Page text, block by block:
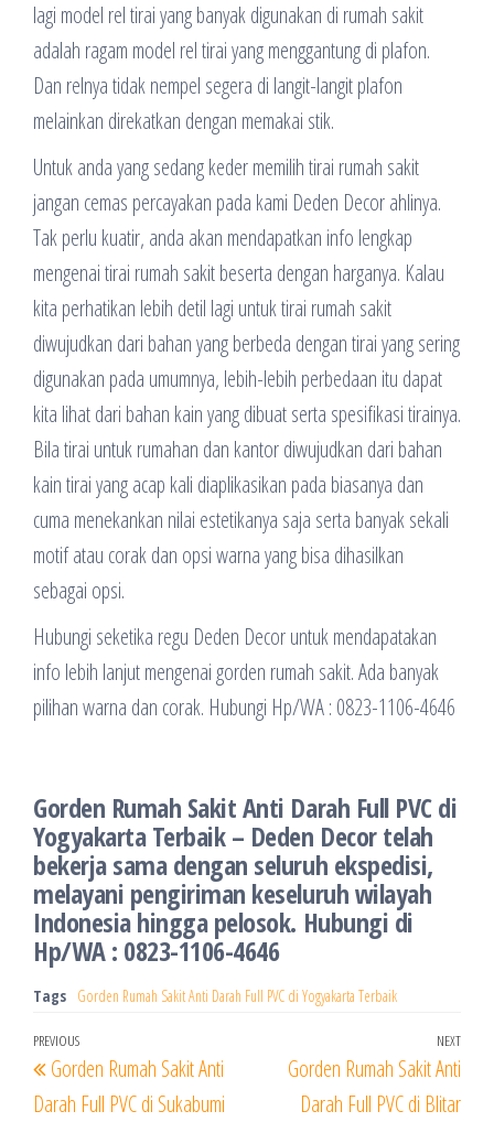
lagi model rel tirai yang banyak digunakan di rumah sakit
adalah ragam model rel tirai yang menggantung di plafon.
Dan relnya tidak nempel segera di langit-langit plafon
melainkan direkatkan dengan memakai stik.
Untuk anda yang sedang keder memilih tirai rumah sakit
jangan cemas percayakan pada kami Deden Decor ahlinya.
Tak perlu kuatir, anda akan mendapatkan info lengkap
mengenai tirai rumah sakit beserta dengan harganya. Kalau
kita perhatikan lebih detil lagi untuk tirai rumah sakit
diwujudkan dari bahan yang berbeda dengan tirai yang sering
digunakan pada umumnya, lebih-lebih perbedaan itu dapat
kita lihat dari bahan kain yang dibuat serta spesifikasi tirainya.
Bila tirai untuk rumahan dan kantor diwujudkan dari bahan
kain tirai yang acap kali diaplikasikan pada biasanya dan
cuma menekankan nilai estetikanya saja serta banyak sekali
motif atau corak dan opsi warna yang bisa dihasilkan
sebagai opsi.
Hubungi seketika regu Deden Decor untuk mendapatakan
info lebih lanjut mengenai gorden rumah sakit. Ada banyak
pilihan warna dan corak. Hubungi Hp/WA : 0823-1106-4646
Gorden Rumah Sakit Anti Darah Full PVC di
Yogyakarta Terbaik – Deden Decor telah
bekerja sama dengan seluruh ekspedisi,
melayani pengiriman keseluruh wilayah
Indonesia hingga pelosok. Hubungi di
Hp/WA : 0823-1106-4646
Tags Gorden Rumah Sakit Anti Darah Full PVC di Yogyakarta Terbaik
Navigasi
pos
Previous
Post
PREVIOUS
Gorden Rumah Sakit Anti
Darah Full PVC di Sukabumi
Next
NEXT
Gorden Rumah Sakit Anti
Darah Full PVC di Blitar